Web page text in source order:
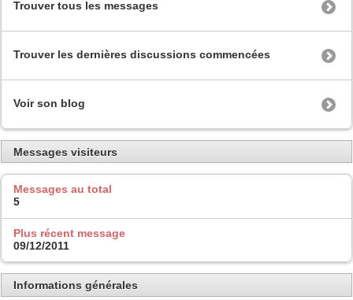
Trouver tous les messages
Trouver les dernières discussions commencées
Voir son blog
Messages visiteurs
Messages au total
5
Plus récent message
09/12/2011
Informations générales